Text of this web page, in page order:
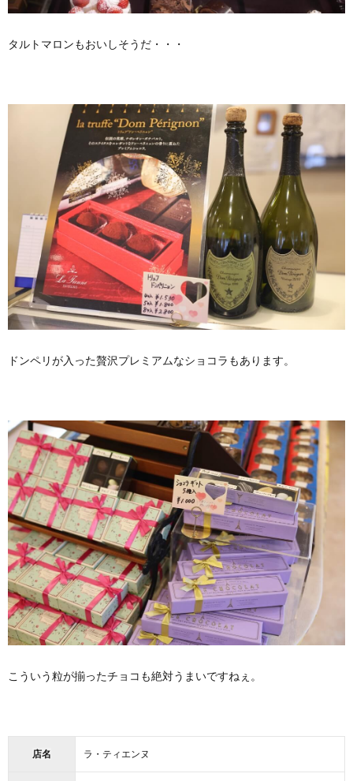
タルトマロンもおいしそうだ・・・
ドンペリが入った贅沢プレミアムなショコラもあります。
こういう粒が揃ったチョコも絶対うまいですねぇ。
店名 ラ・ティエンヌ